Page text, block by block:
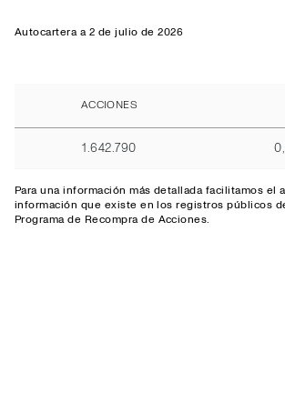
Autocartera a 2 de julio de 2026
ACCIONES
1.642.790
Para una información más detallada facilitamos el
información que existe en los registros públicos
Programa de Recompra de Acciones.